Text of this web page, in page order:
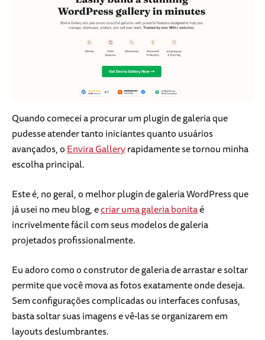
Quando comecei a procurar um plugin de galeria que
pudesse atender tanto iniciantes quanto usuários
avançados, oEnvira Galleryrapidamente se tornou minha
escolha principal.
Este é, no geral, o melhor plugin de galeria WordPress que
já usei no meu blog, ecriar uma galeria bonitaé
incrivelmente fácil com seus modelos de galeria
projetados profissionalmente.
Eu adoro como o construtor de galeria de arrastar e soltar
permite que você mova as fotos exatamente onde deseja.
Sem configurações complicadas ou interfaces confusas,
basta soltar suas imagens e vê-las se organizarem em
layouts deslumbrantes.